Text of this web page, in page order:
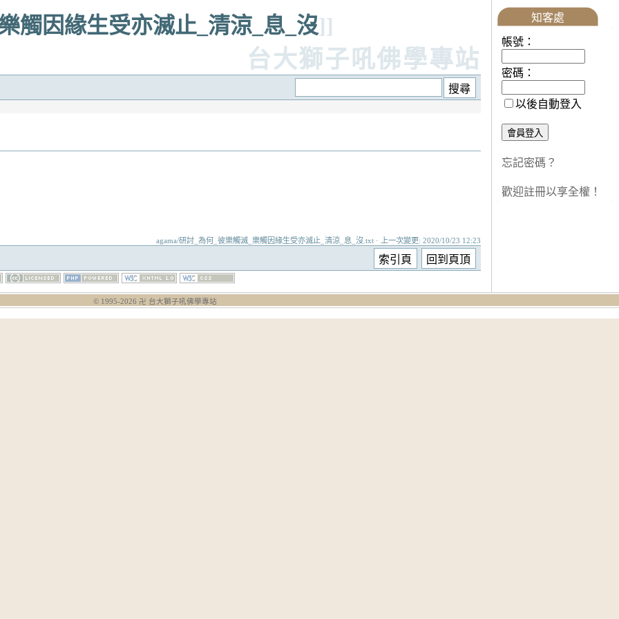
觸因緣生受亦滅止_清涼_息_沒]]
台大獅子吼佛學專站
agama/研討_為何_彼樂觸滅_樂觸因緣生受亦滅止_清涼_息_沒.txt · 上一次變更: 2020/10/23 12:23
知客處
帳號：
密碼：
以後自動登入
忘記密碼？
歡迎註冊以享全權！
© 1995-2026 卍 台大獅子吼佛學專站